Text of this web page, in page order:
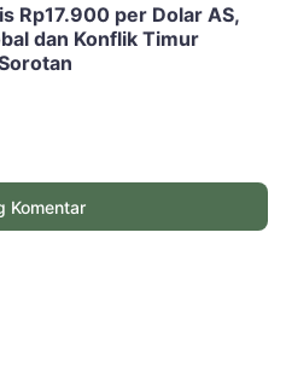
Rp17.900 per Dolar AS,
dan Konflik Timur
Komentar